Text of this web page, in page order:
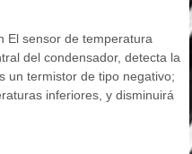
El sensor de temperatura
del condensador, detecta la
un termistor de tipo negativo;
inferiores, y disminuirá